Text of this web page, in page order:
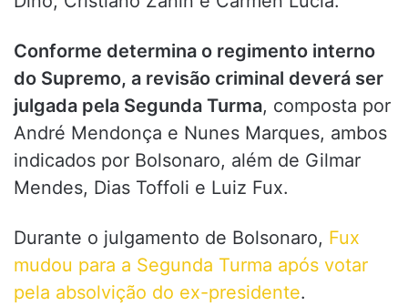
Conforme determina o regimento interno
do Supremo, a revisão criminal deverá ser
julgada pela Segunda Turma, composta por
André Mendonça e Nunes Marques, ambos
indicados por Bolsonaro, além de Gilmar
Mendes, Dias Toffoli e Luiz Fux.
Durante o julgamento de Bolsonaro, Fux
mudou para a Segunda Turma após votar
pela absolvição do ex-presidente.